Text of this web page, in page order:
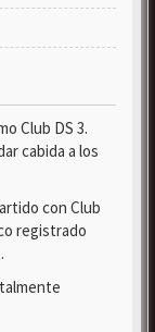
Club DS 3.
cabida a los
con Club
registrado